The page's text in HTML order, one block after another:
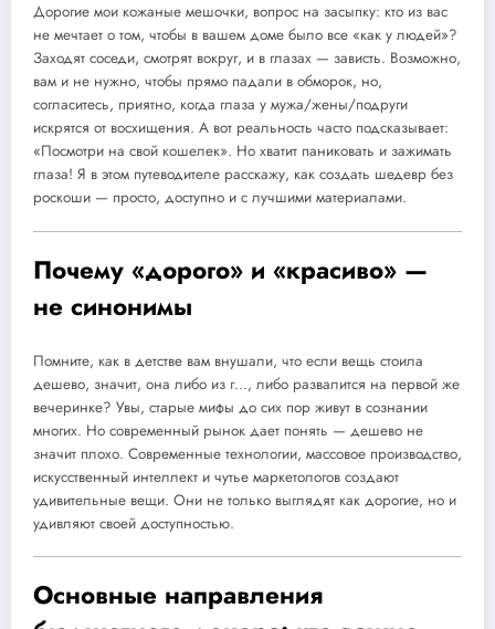
Дорогие мои кожаные мешочки, вопрос на засыпку: кто из вас
не мечтает о том, чтобы в вашем доме было все «как у людей»?
Заходят соседи, смотрят вокруг, и в глазах — зависть. Возможно,
вам и не нужно, чтобы прямо падали в обморок, но,
согласитесь, приятно, когда глаза у мужа/жены/подруги
искрятся от восхищения. А вот реальность часто подсказывает:
«Посмотри на свой кошелек». Но хватит паниковать и зажимать
глаза! Я в этом путеводителе расскажу, как создать шедевр без
роскоши — просто, доступно и с лучшими материалами.
Почему «дорого» и «красиво» —
не синонимы
Помните, как в детстве вам внушали, что если вещь стоила
дешево, значит, она либо из г…, либо развалится на первой же
вечеринке? Увы, старые мифы до сих пор живут в сознании
многих. Но современный рынок дает понять — дешево не
значит плохо. Современные технологии, массовое производство,
искусственный интеллект и чутье маркетологов создают
удивительные вещи. Они не только выглядят как дорогие, но и
удивляют своей доступностью.
Основные направления